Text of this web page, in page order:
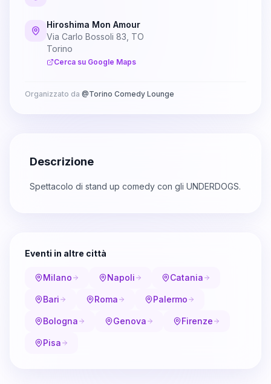
Hiroshima Mon Amour
Via Carlo Bossoli 83, TO
Torino
Cerca su Google Maps
Organizzato da @Torino Comedy Lounge
Descrizione
Spettacolo di stand up comedy con gli UNDERDOGS.
Eventi in altre città
Milano Napoli Catania
Bari Roma Palermo
Bologna Genova Firenze
Pisa